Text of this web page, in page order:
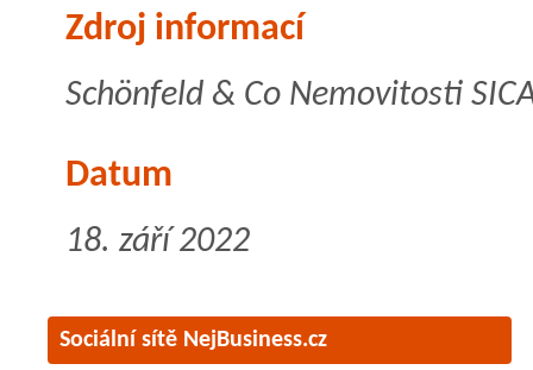
Zdroj informací
Schönfeld & Co Nemovitosti
Datum
18. září 2022
Sociální sítě NejBusiness.cz